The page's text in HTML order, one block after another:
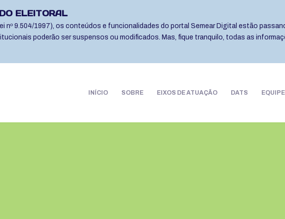
ELEITORAL
nº 9.504/1997), os conteúdos e funcionalidades do portal Semear Digital estão
poderão ser suspensos ou modificados. Mas, fique tranquilo, todas as
INÍCIO SOBRE EIXOS DE ATUAÇÃO DATS EQUIPE